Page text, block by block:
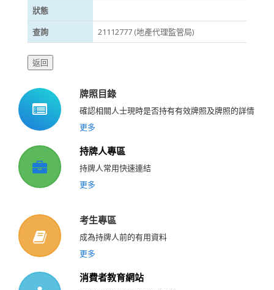
狀態
查詢
21112777 (地產代理監管局)
牌照目錄
確認相關人士現時是否持有有效牌照及牌照的詳情
更多
持牌人專區
持牌人常用快速連結
更多
考生專區
成為持牌人前的有用資料
更多
消費者教育網站